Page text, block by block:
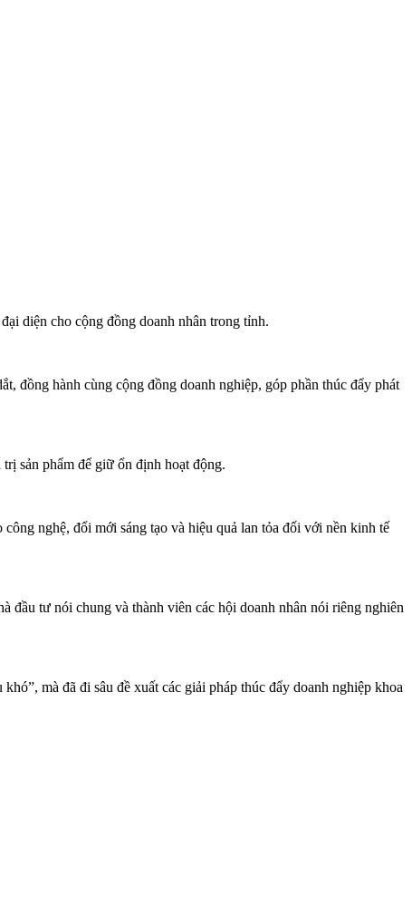
diện cho cộng đồng doanh nhân trong tỉnh.
đồng hành cùng cộng đồng doanh nghiệp, góp phần thúc đẩy phát
sản phẩm để giữ ổn định hoạt động.
nghệ, đổi mới sáng tạo và hiệu quả lan tỏa đối với nền kinh tế
tư nói chung và thành viên các hội doanh nhân nói riêng nghiên
mà đã đi sâu đề xuất các giải pháp thúc đẩy doanh nghiệp khoa